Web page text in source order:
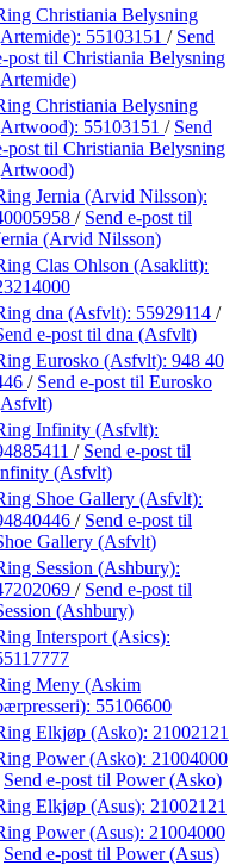
Christiania Belysning
55103151 / Send
post til Christiania Belysning
Christiania Belysning
55103151 / Send
post til Christiania Belysning
Jernia (Arvid Nilsson):
/ Send e-post til
(Arvid Nilsson)
Clas Ohlson (Asaklitt):
dna (Asfvlt): 55929114 /
e-post til dna (Asfvlt)
Eurosko (Asfvlt): 948 40
/ Send e-post til Eurosko
Infinity (Asfvlt):
/ Send e-post til
(Asfvlt)
Shoe Gallery (Asfvlt):
/ Send e-post til
Gallery (Asfvlt)
Session (Ashbury):
/ Send e-post til
(Ashbury)
Intersport (Asics):
Meny (Askim
55106600
Elkjøp (Asko): 21002121
Power (Asko): 21004000
Send e-post til Power (Asko)
Elkjøp (Asus): 21002121
Power (Asus): 21004000
Send e-post til Power (Asus)